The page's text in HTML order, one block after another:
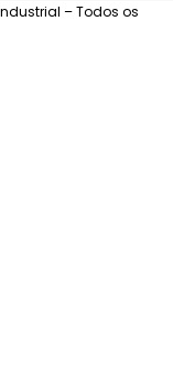
– Todos os